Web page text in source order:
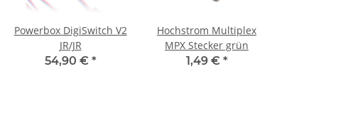
Powerbox DigiSwitch V2
JR/JR
54,90 € *
Hochstrom Multiplex
MPX Stecker grün
1,49 € *